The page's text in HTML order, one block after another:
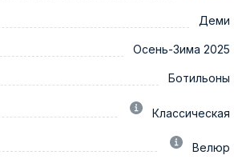
Деми
Осень-Зима 2025
Ботильоны
Классическая
Велюр